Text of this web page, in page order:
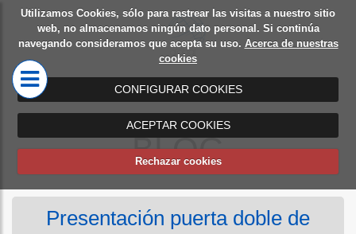
Utilizamos Cookies, sólo para rastrear las visitas a nuestro sitio
web, no almacenamos ningún dato personal. Si continúa
navegando consideramos que acepta su uso. Acerca de nuestras
cookies
CONFIGURAR COOKIES
ACEPTAR COOKIES
Rechazar cookies
Diseño
de
oficinas
Mamparas
de oficina
BLOG
Presentación puerta doble de